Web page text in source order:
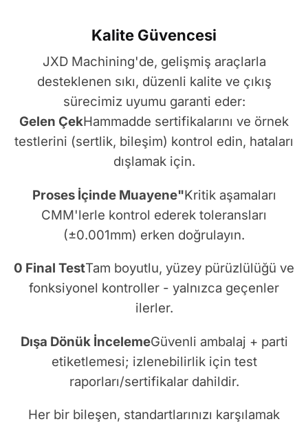
Kalite Güvencesi
JXD Machining'de, gelişmiş araçlarla
desteklenen sıkı, düzenli kalite ve çıkış
sürecimiz uyumu garanti eder:
Gelen ÇekHammadde sertifikalarını ve örnek
testlerini (sertlik, bileşim) kontrol edin, hataları
dışlamak için.
Proses İçinde Muayene"Kritik aşamaları
CMM'lerle kontrol ederek toleransları
(±0.001mm) erken doğrulayın.
0 Final TestTam boyutlu, yüzey pürüzlülüğü ve
fonksiyonel kontroller - yalnızca geçenler
ilerler.
Dışa Dönük İncelemeGüvenli ambalaj + parti
etiketlemesi; izlenebilirlik için test
raporları/sertifikalar dahildir.
Her bir bileşen, standartlarınızı karşılamak